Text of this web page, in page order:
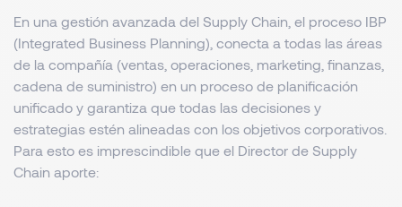
En una gestión avanzada del Supply Chain, el proceso IBP
(Integrated Business Planning), conecta a todas las áreas
de la compañía (ventas, operaciones, marketing, finanzas,
cadena de suministro) en un proceso de planificación
unificado y garantiza que todas las decisiones y
estrategias estén alineadas con los objetivos corporativos.
Para esto es imprescindible que el Director de Supply
Chain aporte: